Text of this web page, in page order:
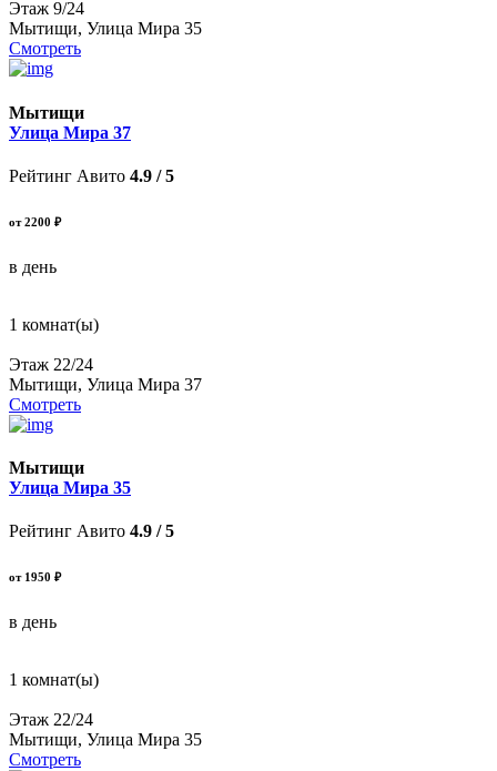
Этаж 9/24
Мытищи, Улица Мира 35
Смотреть
Мытищи
Улица Мира 37
Рейтинг Авито 4.9 / 5
от 2200 ₽
в день
1 комнат(ы)
Этаж 22/24
Мытищи, Улица Мира 37
Смотреть
Мытищи
Улица Мира 35
Рейтинг Авито 4.9 / 5
от 1950 ₽
в день
1 комнат(ы)
Этаж 22/24
Мытищи, Улица Мира 35
Смотреть